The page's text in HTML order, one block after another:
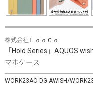
株式会社ＬｏｏＣｏ
「Hold Series」AQUOS
マホケース
WORK23AO-DG-AWISH/